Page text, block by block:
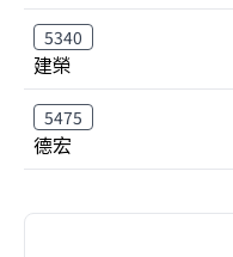
5340
建榮
5475
德宏